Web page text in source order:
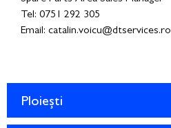
Tel: 0751 292 305
Email: catalin.voicu@dtservices.ro
Ploiești